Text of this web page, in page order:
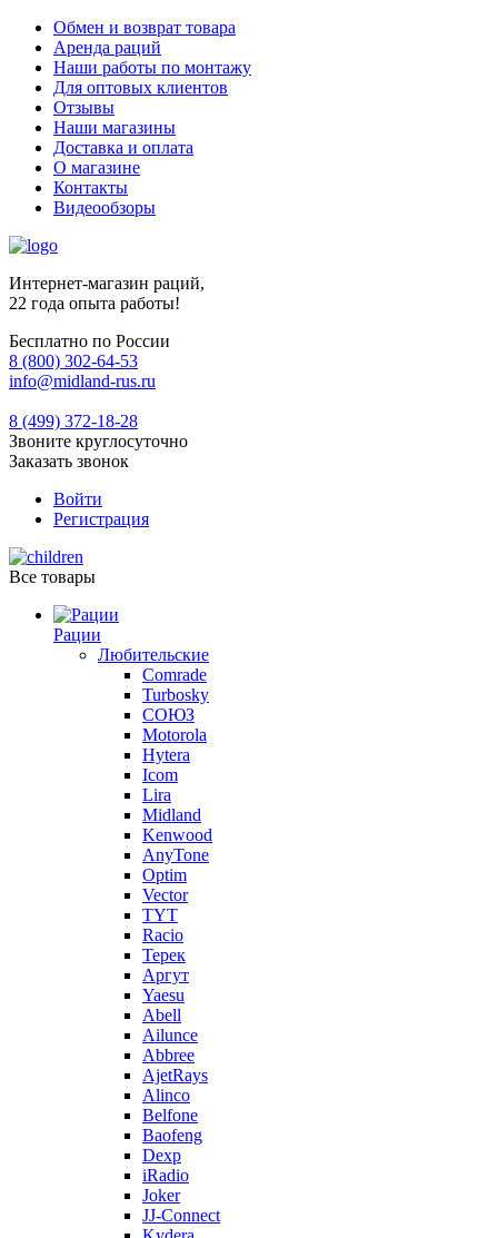
Обмен и возврат товара
Аренда раций
Наши работы по монтажу
Для оптовых клиентов
Отзывы
Наши магазины
Доставка и оплата
О магазине
Контакты
Видеообзоры
Интернет-магазин раций,
22 года опыта работы!
Бесплатно по России
8 (800) 302-64-53
info@midland-rus.ru
8 (499) 372-18-28
Звоните круглосуточно
Заказать звонок
Войти
Регистрация
Все товары
Рации
Любительские
Comrade
Turbosky
СОЮЗ
Motorola
Hytera
Icom
Lira
Midland
Kenwood
AnyTone
Optim
Vector
TYT
Racio
Терек
Аргут
Yaesu
Abell
Ailunce
Abbree
AjetRays
Alinco
Belfone
Baofeng
Dexp
iRadio
Joker
JJ-Connect